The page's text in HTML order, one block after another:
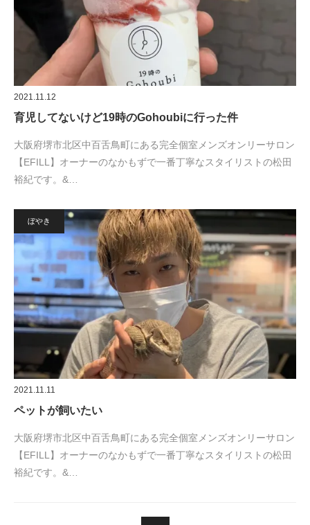
2021.11.12
育児してないけど19時のGohoubiに行った件
大阪府堺市北区中百舌鳥町にある完全個室メンズオンリーサロン
【EFILL】オーナーのなかもずで一番丁寧なスタイリストの松田
裕紀です。&…
ぼやき
2021.11.11
ペットが飼いたい
大阪府堺市北区中百舌鳥町にある完全個室メンズオンリーサロン
【EFILL】オーナーのなかもずで一番丁寧なスタイリストの松田
裕紀です。&…